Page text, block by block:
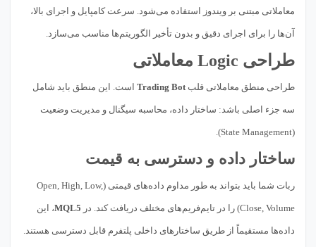
معاملاتی مبتنی بر ویندوز استفاده می‌شود. سرعت کامپایل و اجرای بالا،
آن‌ها را برای اجرای دقیق و بدون تأخیر الگوریتم‌ها مناسب می‌سازد.
طراحی Logic معاملاتی
طراحی منطق معاملاتی قلبTrading Bot است. این منطق باید شامل
سه جزء اصلی باشد: ساختار داده، محاسبه سیگنال و مدیریت وضعیت
(State Management).
ساختار داده و دسترسی به قیمت
ربات شما باید بتواند به طور مداوم داده‌های قیمتی (Open, High, Low,
Close, Volume) را در تایم‌فریم‌های مختلف دریافت کند. در MQL5، این
داده‌ها مستقیماً از طریق ساختارهای داخلی پلتفرم قابل دسترسی هستند.